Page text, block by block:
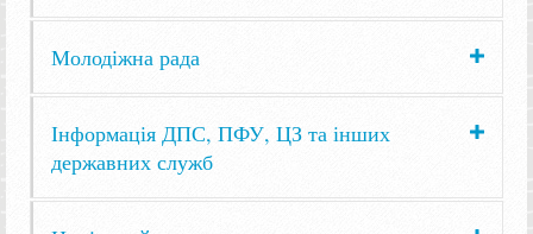
Молодіжна рада
Інформація ДПС, ПФУ, ЦЗ та інших
державних служб